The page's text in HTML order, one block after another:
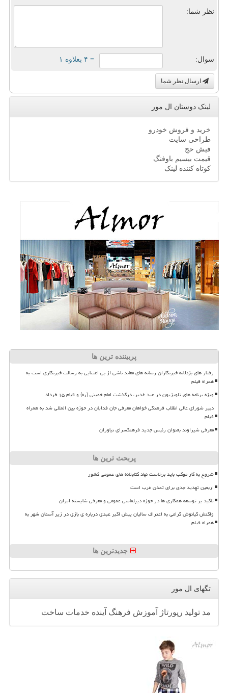
نظر شما:
سوال: = ۴ بعلاوه ۱
ارسال نظر شما
لینک دوستان ال مور
خرید و فروش خودرو
طراحی سایت
فیش حج
قیمت بیسیم باوفنگ
کوتاه کننده لینک
پربیننده ترین ها
رفتار های بزدلانه خبرنگاران رسانه های معاند ناشی از بی اعتنایی به رسالت خبرنگاری است به
همراه فیلم
ویژه برنامه های تلویزیون در عید غدیر، درگذشت امام خمینی (ره) و قیام ۱۵ خرداد
دبیر شورای عالی انقلاب فرهنگی خواهان معرفی جان فدایان در حوزه بین المللی شد به همراه
فیلم
معرفی شیراوند بعنوان رئیس جدید فرهنگسرای نیاوران
پربحث ترین ها
شروع به کار موکب باید برخاست نهاد کتابخانه های عمومی کشور
اربعین تهدید جدی برای تمدن غرب است
تاکید بر توسعه همکاری ها در حوزه دیپلماسی عمومی و معرفی شایسته ایران
واکنش کیانوش گرامی به اعتراف سالیان پیش اکبر عبدی درباره ی بازی در زیر آسمان شهر به
همراه فیلم
جدیدترین ها
تگهای ال مور
مد تولید رپورتاژ آموزش فرهنگ آینده خدمات ساخت